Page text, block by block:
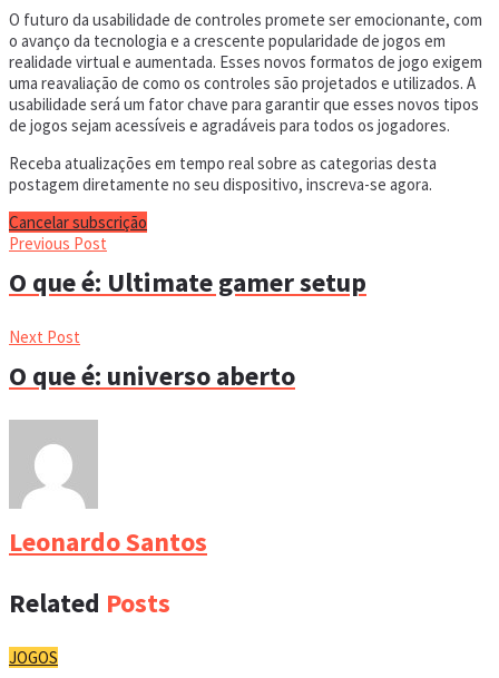
O futuro da usabilidade de controles promete ser emocionante, com
o avanço da tecnologia e a crescente popularidade de jogos em
realidade virtual e aumentada. Esses novos formatos de jogo exigem
uma reavaliação de como os controles são projetados e utilizados. A
usabilidade será um fator chave para garantir que esses novos tipos
de jogos sejam acessíveis e agradáveis para todos os jogadores.
Receba atualizações em tempo real sobre as categorias desta
postagem diretamente no seu dispositivo, inscreva-se agora.
Cancelar subscrição
Previous Post
O que é: Ultimate gamer setup
Next Post
O que é: universo aberto
Leonardo Santos
Related Posts
JOGOS